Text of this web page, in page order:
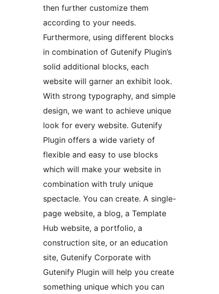
then further customize them
according to your needs.
Furthermore, using different blocks
in combination of Gutenify Plugin’s
solid additional blocks, each
website will garner an exhibit look.
With strong typography, and simple
design, we want to achieve unique
look for every website. Gutenify
Plugin offers a wide variety of
flexible and easy to use blocks
which will make your website in
combination with truly unique
spectacle. You can create. A single-
page website, a blog, a Template
Hub website, a portfolio, a
construction site, or an education
site, Gutenify Corporate with
Gutenify Plugin will help you create
something unique which you can